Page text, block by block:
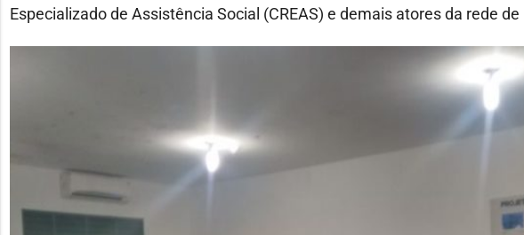
Especializado de Assistência Social (CREAS) e demais atores da rede